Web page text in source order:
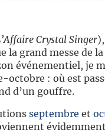
Crystal Singer
la grand messe de
événementiel, je
: où est
d’un gouffre.
septembre et